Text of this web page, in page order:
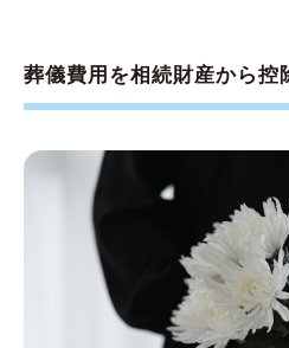
葬儀費用を相続財産から控